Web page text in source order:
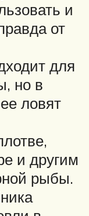
и
от
для
но в
ловят
и другим
рыбы.